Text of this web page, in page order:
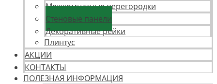
Межкомнатные перегородки
Стеновые панели
Декоративные рейки
Плинтус
АКЦИИ
КОНТАКТЫ
ПОЛЕЗНАЯ ИНФОРМАЦИЯ